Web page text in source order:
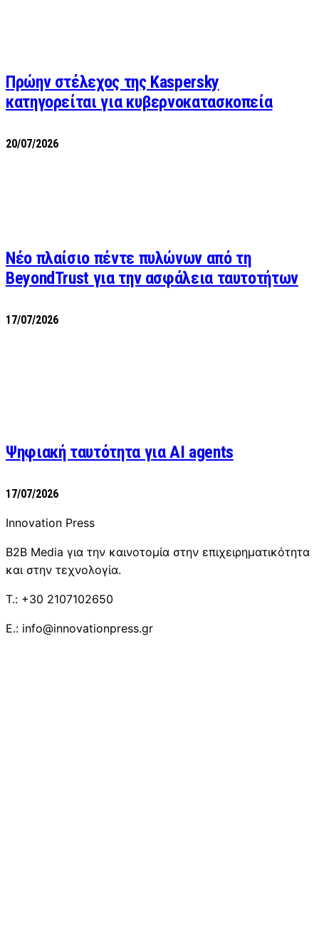
Πρώην στέλεχος της Kaspersky
κατηγορείται για κυβερνοκατασκοπεία
20/07/2026
Νέο πλαίσιο πέντε πυλώνων από τη
BeyondTrust για την ασφάλεια ταυτοτήτων
17/07/2026
Ψηφιακή ταυτότητα για AI agents
17/07/2026
Innovation Press
B2B Media για την καινοτομία στην επιχειρηματικότητα
και στην τεχνολογία.
T.: +30 2107102650
E.: info@innovationpress.gr